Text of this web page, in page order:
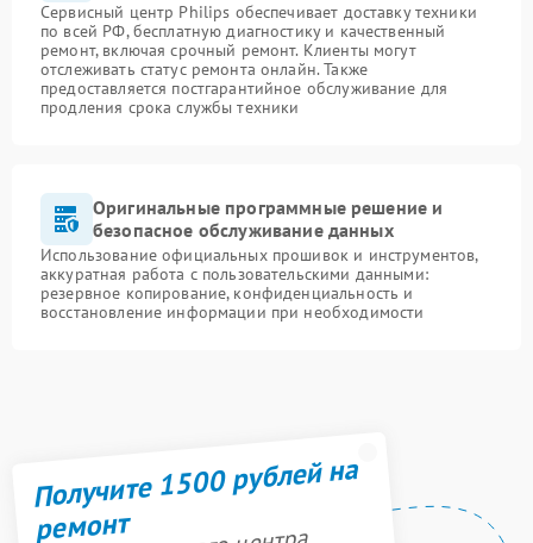
Сервисный центр Philips обеспечивает доставку техники
по всей РФ, бесплатную диагностику и качественный
ремонт, включая срочный ремонт. Клиенты могут
отслеживать статус ремонта онлайн. Также
предоставляется постгарантийное обслуживание для
продления срока службы техники
Оригинальные программные решение и
безопасное обслуживание данных
Использование официальных прошивок и инструментов,
аккуратная работа с пользовательскими данными:
резервное копирование, конфиденциальность и
восстановление информации при необходимости
Получите 1500 рублей на
ремонт